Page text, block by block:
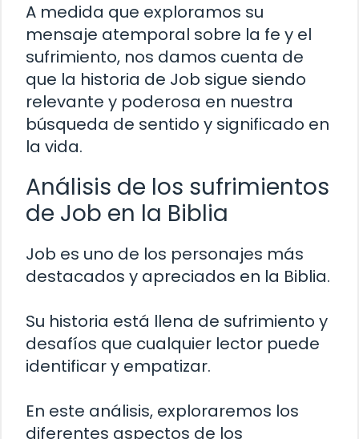
A medida que exploramos su
mensaje atemporal sobre la fe y el
sufrimiento, nos damos cuenta de
que la historia de Job sigue siendo
relevante y poderosa en nuestra
búsqueda de sentido y significado en
la vida.
Análisis de los sufrimientos
de Job en la Biblia
Job es uno de los personajes más
destacados y apreciados en la Biblia.
Su historia está llena de sufrimiento y
desafíos que cualquier lector puede
identificar y empatizar.
En este análisis, exploraremos los
diferentes aspectos de los